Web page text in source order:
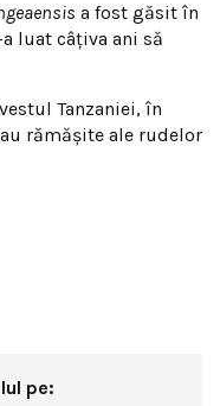
a fost găsit în
luat câțiva ani să
Tanzaniei, în
rămășite ale rudelor
pe: